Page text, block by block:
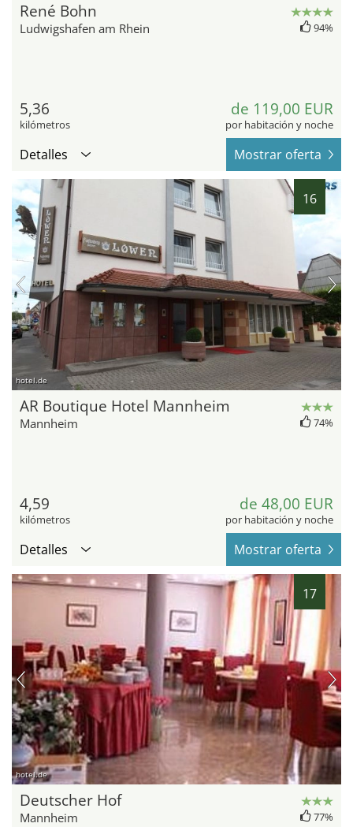
René Bohn
Ludwigshafen am Rhein 94%
5,36
kilómetros
de 119,00 EUR
por habitación y noche
Detalles Mostrar oferta
16
hotel.de
AR Boutique Hotel Mannheim
Mannheim 74%
4,59
kilómetros
de 48,00 EUR
por habitación y noche
Detalles Mostrar oferta
17
hotel.de
Deutscher Hof
Mannheim 77%